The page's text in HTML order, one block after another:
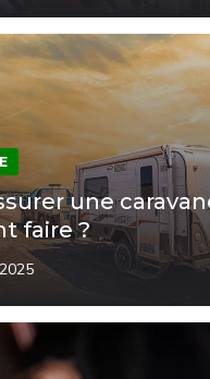
une
faire ?